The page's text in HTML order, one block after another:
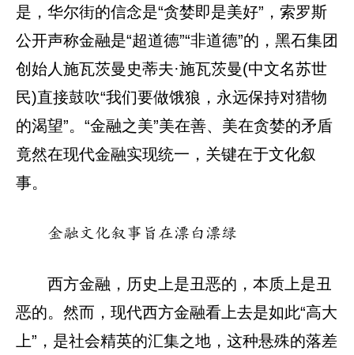
是，华尔街的信念是“贪婪即是美好”，索罗斯
公开声称金融是“超道德”“非道德”的，黑石集团
创始人施瓦茨曼史蒂夫·施瓦茨曼(中文名苏世
民)直接鼓吹“我们要做饿狼，永远保持对猎物
的渴望”。“金融之美”美在善、美在贪婪的矛盾
竟然在现代金融实现统一，关键在于文化叙
事。
金融文化叙事旨在漂白漂绿
西方金融，历史上是丑恶的，本质上是丑
恶的。然而，现代西方金融看上去是如此“高大
上”，是社会精英的汇集之地，这种悬殊的落差